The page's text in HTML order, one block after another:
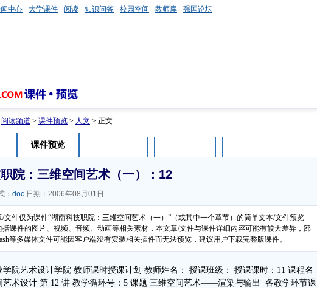
中心 大学课件 阅读 知识问答 校园空间 教师库 强国论坛
阅读频道 > 课件预览 > 人文 > 正文
课件预览
院：三维空间艺术（一）：12
： doc 日期：2006年08月01日
文件仅为课件“湖南科技职院：三维空间艺术（一）”（或其中一个章节）的简单文本/文件预览
括课件的图片、视频、音频、动画等相关素材，本文章/文件与课件详细内容可能有较大差异，部
等多媒体文件可能因客户端没有安装相关插件而无法预览，建议用户下载完整版课件。
学院艺术设计学院 教师课时授课计划 教师姓名： 授课班级： 授课课时：11 课程名
术设计 第 12 讲 教学循环号：5 课题 三维空间艺术——渲染与输出  各教学环节课